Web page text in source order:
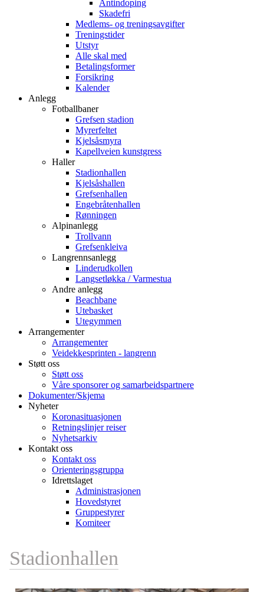
Antindoping
Skadefri
Medlems- og treningsavgifter
Treningstider
Utstyr
Alle skal med
Betalingsformer
Forsikring
Kalender
Anlegg
Fotballbaner
Grefsen stadion
Myrerfeltet
Kjelsåsmyra
Kapellveien kunstgress
Haller
Stadionhallen
Kjelsåshallen
Grefsenhallen
Engebråtenhallen
Rønningen
Alpinanlegg
Trollvann
Grefsenkleiva
Langrennsanlegg
Linderudkollen
Langsetløkka / Varmestua
Andre anlegg
Beachbane
Utebasket
Utegymmen
Arrangementer
Arrangementer
Veidekkesprinten - langrenn
Støtt oss
Støtt oss
Våre sponsorer og samarbeidspartnere
Dokumenter/Skjema
Nyheter
Koronasituasjonen
Retningslinjer reiser
Nyhetsarkiv
Kontakt oss
Kontakt oss
Orienteringsgruppa
Idrettslaget
Administrasjonen
Hovedstyret
Gruppestyrer
Komiteer
Stadionhallen